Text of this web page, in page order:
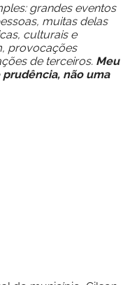
grandes eventos
muitas delas
culturais e
provocações
de terceiros. Meu
não uma